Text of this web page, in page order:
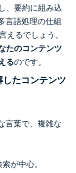
、要約に組み込
言語処理の仕組
えるでしょう。
たのコンテンツ
るのです。
たコンテンツ
言葉で、複雑な
が中心。